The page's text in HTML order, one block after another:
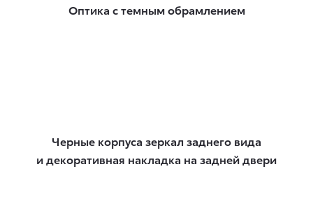
Оптика с темным обрамлением
Черные корпуса зеркал заднего вида
и декоративная накладка на задней двери